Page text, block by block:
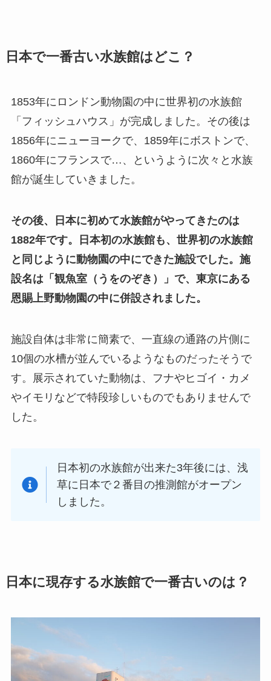
日本で一番古い水族館はどこ？
1853年にロンドン動物園の中に世界初の水族館
「フィッシュハウス」が完成しました。その後は
1856年にニューヨークで、1859年にボストンで、
1860年にフランスで…、というように次々と水族
館が誕生していきました。
その後、日本に初めて水族館がやってきたのは
1882年です。日本初の水族館も、世界初の水族館
と同じように動物園の中にできた施設でした。施
設名は「観魚室（うをのぞき）」で、東京にある
恩賜上野動物園の中に併設されました。
施設自体は非常に簡素で、一直線の通路の片側に
10個の水槽が並んでいるようなものだったそうで
す。展示されていた動物は、フナやヒゴイ・カメ
やイモリなどで特段珍しいものでもありませんで
した。
日本初の水族館が出来た3年後には、浅
草に日本で２番目の推測館がオープン
しました。
日本に現存する水族館で一番古いのは？